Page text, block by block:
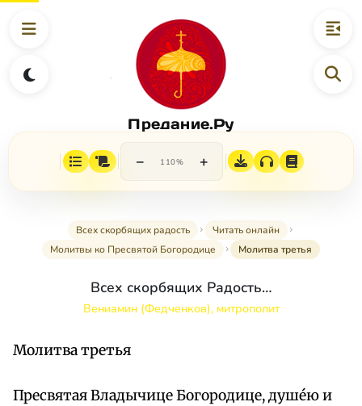
Предание.Ру
− 110% +
Всех скорбящих радость
Читать онлайн
Молитвы ко Пресвятой Богородице
Молитва третья
Всех скорбящих Радость…
Вениамин (Федченков), митрополит
Молитва третья
Пресвятая Владычице Богородице, душе́ю и